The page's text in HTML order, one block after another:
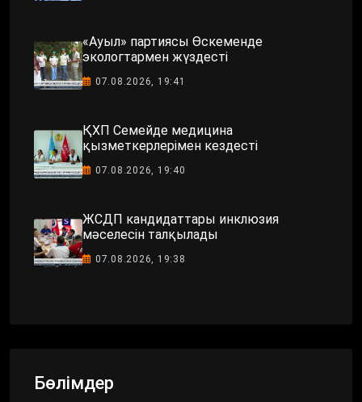
«Ауыл» партиясы Өскеменде
экологтармен жүздесті
07.08.2026, 19:41
ҚХП Семейде медицина
қызметкерлерімен кездесті
07.08.2026, 19:40
ЖСДП кандидаттары инклюзия
мәселесін талқылады
07.08.2026, 19:38
Бөлімдер